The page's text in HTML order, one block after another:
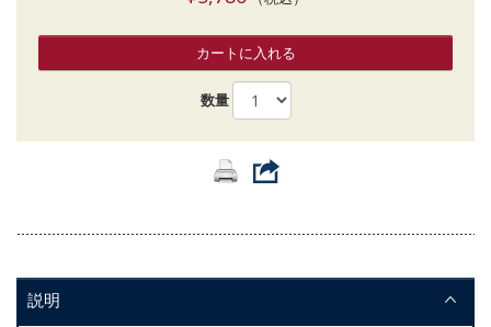
カートに入れる
数量
説明